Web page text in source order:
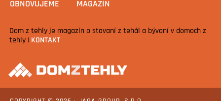
OBNOVUJEME
MAGAZÍN
Dom z tehly je magazín o stavaní z tehál a bývaní v domoch z
tehly |
KONTAKT